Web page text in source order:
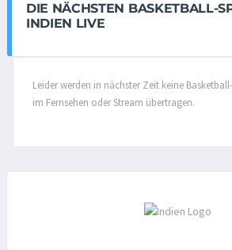
DIE NÄCHSTEN BASKETBALL-
INDIEN LIVE
Leider werden in nächster Zeit keine
im Fernsehen oder Stream übertragen.